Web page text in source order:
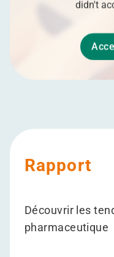
didn't
Rapport
Découvrir les
pharmaceutique